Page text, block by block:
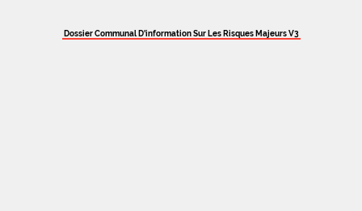
Dossier Communal D'information Sur Les Risques Majeurs V3